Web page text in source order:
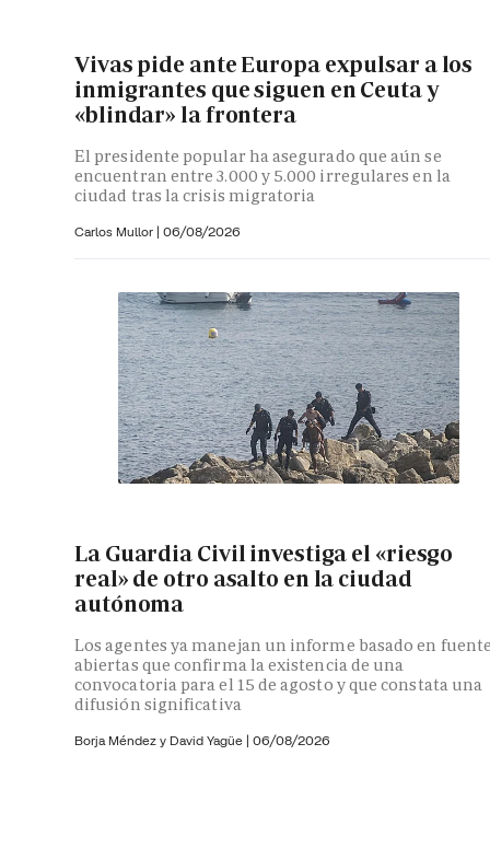
Vivas pide ante Europa expulsar a los
inmigrantes que siguen en Ceuta y
«blindar» la frontera
El presidente popular ha asegurado que aún se
encuentran entre 3.000 y 5.000 irregulares en la
ciudad tras la crisis migratoria
Carlos Mullor | 06/08/2026
La Guardia Civil investiga el «riesgo
real» de otro asalto en la ciudad
autónoma
Los agentes ya manejan un informe basado en
abiertas que confirma la existencia de una
convocatoria para el 15 de agosto y que constata una
difusión significativa
Borja Méndez y David Yagüe | 06/08/2026